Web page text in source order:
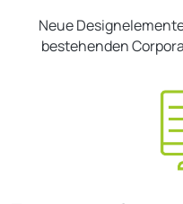
Neue
bestehenden